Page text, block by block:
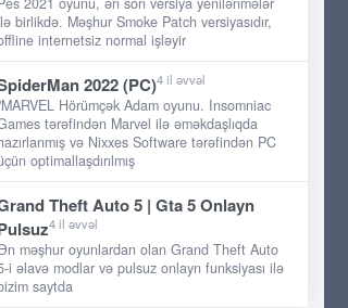
birlikdə. Məşhur Smoke Patch versiyasıdır,
internetsiz normal işləyir
2022 (PC)4 il əvvəl
Hörümçək Adam oyunu. Insomniac
tərəfindən Marvel ilə əməkdaşlıqda
və Nixxes Software tərəfindən PC
optimallaşdırılmış
Theft Auto 5 | Gta 5 Onlayn
4 il əvvəl
məşhur oyunlardan olan Grand Theft Auto
i əlavə modlar və pulsuz onlayn funksiyası ilə
saytda